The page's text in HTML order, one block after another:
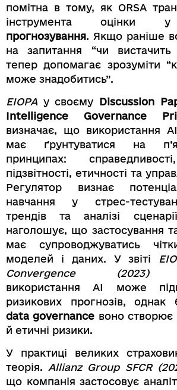
помітна в тому, як ORSA
інструмента
прогнозування. Якщо раніше
на запитання “чи вистачить
тепер допомагає зрозуміти
може знадобитись”.
EIOPA у своєму Discussion
Intelligence Governance
визначає, що використання
має ґрунтуватися на
принципах:
підзвітності, етичності та
Регулятор визнає
навчання у стрес-
трендів та аналізі
наголошує, що застосування
має супроводжуватись
моделей і даних. У звіті
Convergence (2023)
використання AI може
ризикових прогнозів, однак
data governance воно створює
й етичні ризики.
У практиці великих
теорія. Allianz Group SFCR
що компанія застосовує